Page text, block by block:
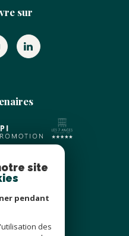
sur
site
pendant
des